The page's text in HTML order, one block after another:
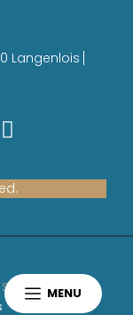
MENU
Langenlois
Scapeshot